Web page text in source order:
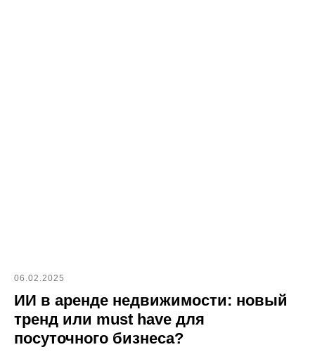
06.02.2025
ИИ в аренде недвижимости: новый
тренд или must have для
посуточного бизнеса?